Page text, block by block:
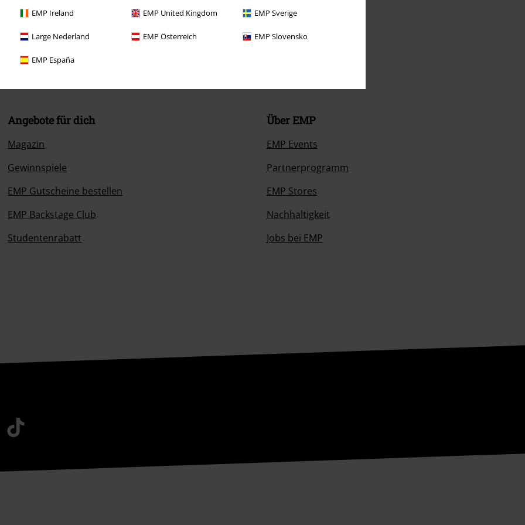
EMP Ireland EMP United Kingdom EMP Sverige
Large Nederland EMP Österreich EMP Slovensko
EMP España
Uhr.Mehr Infos
Angebote für dich
Magazin
Gewinnspiele
EMP Gutscheine bestellen
EMP Backstage Club
Studentenrabatt
Über EMP
EMP Events
Partnerprogramm
EMP Stores
Nachhaltigkeit
Jobs bei EMP